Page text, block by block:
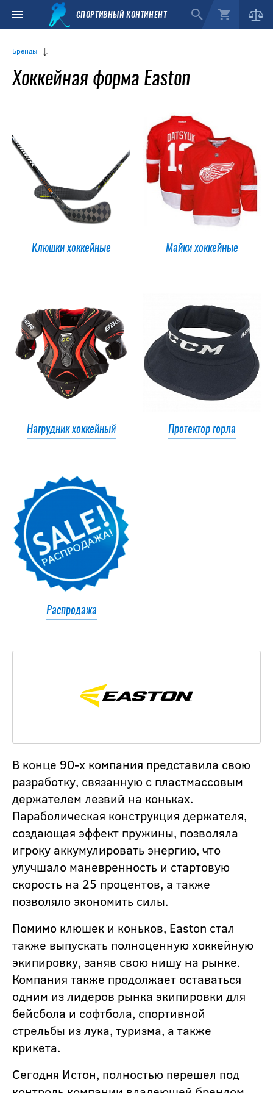
СПОРТИВНЫЙ КОНТИНЕНТ
Бренды
Хоккейная форма Easton
Клюшки хоккейные Майки хоккейные
Нагрудник хоккейный Протектор горла
Распродажа
В конце 90-х компания представила свою
разработку, связанную с пластмассовым
держателем лезвий на коньках.
Параболическая конструкция держателя,
создающая эффект пружины, позволяла
игроку аккумулировать энергию, что
улучшало маневренность и стартовую
скорость на 25 процентов, а также
позволяло экономить силы.
Помимо клюшек и коньков, Easton стал
также выпускать полноценную хоккейную
экипировку, заняв свою нишу на рынке.
Компания также продолжает оставаться
одним из лидеров рынка экипировки для
бейсбола и софтбола, спортивной
стрельбы из лука, туризма, а также
крикета.
Сегодня Истон, полностью перешел под